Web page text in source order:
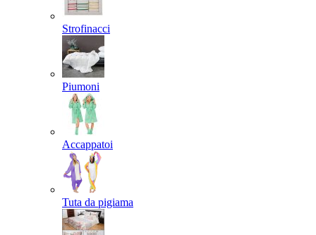
Strofinacci
Piumoni
Accappatoi
Tuta da pigiama